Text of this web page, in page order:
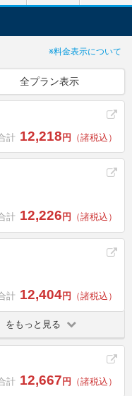
※料金表示について
全プラン表示
計 12,218円 （諸税込）
計 12,226 円 （諸税込）
計 12,404円 （諸税込）
をもっと見る
計 12,667 円 （諸税込）